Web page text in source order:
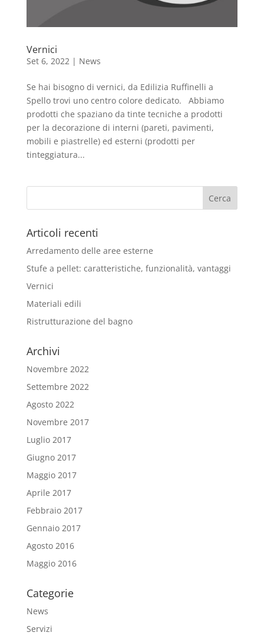
Vernici
Set 6, 2022| News
Se hai bisogno di vernici, da Edilizia Ruffinelli a
Spello trovi uno centro colore dedicato. Abbiamo
prodotti che spaziano da tinte tecniche a prodotti
per la decorazione di interni (pareti, pavimenti,
mobili e piastrelle) ed esterni (prodotti per
tinteggiatura...
Articoli recenti
Arredamento delle aree esterne
Stufe a pellet: caratteristiche, funzionalità, vantaggi
Vernici
Materiali edili
Ristrutturazione del bagno
Archivi
Novembre 2022
Settembre 2022
Agosto 2022
Novembre 2017
Luglio 2017
Giugno 2017
Maggio 2017
Aprile 2017
Febbraio 2017
Gennaio 2017
Agosto 2016
Maggio 2016
Categorie
News
Servizi